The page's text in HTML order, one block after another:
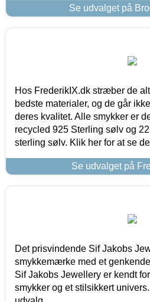
Se udvalget på
Hos FrederikIX.dk stræber de
bedste materialer, og de går
deres kvalitet. Alle smykker er
recycled 925 Sterling sølv og
sterling sølv. Klik her for at se
Se udvalget på
Det prisvindende Sif Jakobs
smykkemærke med et
Sif Jakobs Jewellery er kendt
smykker og et stilsikkert